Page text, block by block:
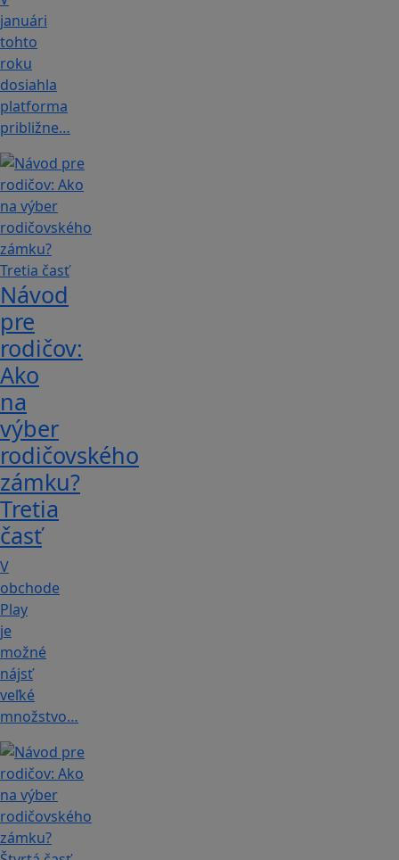
januári
tohto
roku
dosiahla
platforma
približne…
Návod
pre
rodičov:
Ako
na
výber
rodičovského
zámku?
Tretia
časť
V
obchode
Play
je
možné
nájsť
veľké
množstvo…